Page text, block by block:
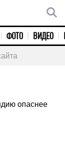
ФОТО ВИДЕО
опаснее